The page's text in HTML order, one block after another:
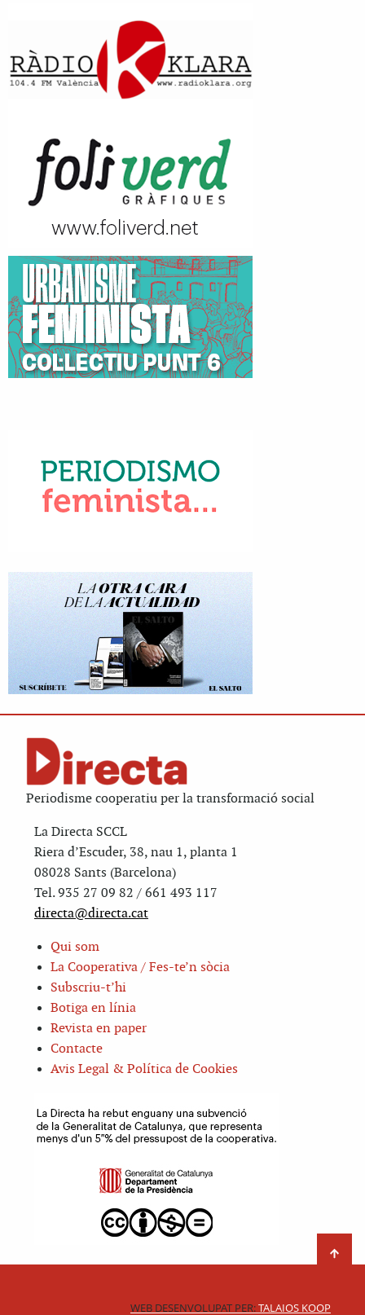
Periodisme cooperatiu per la transformació social
La Directa SCCL
Riera d’Escuder, 38, nau 1, planta 1
08028 Sants (Barcelona)
Tel. 935 27 09 82 / 661 493 117
directa@directa.cat
Qui som
La Cooperativa / Fes-te’n sòcia
Subscriu-t’hi
Botiga en línia
Revista en paper
Contacte
Avis Legal & Política de Cookies
WEB DESENVOLUPAT PER:TALAIOS KOOP